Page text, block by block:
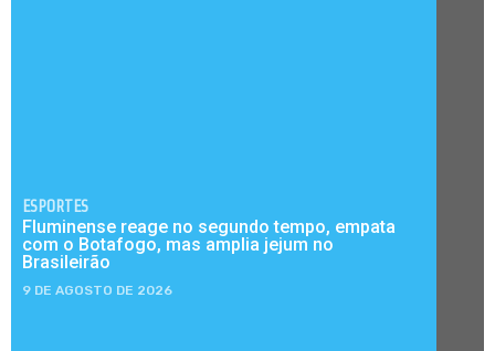
ESPORTES
Fluminense reage no segundo tempo, empata
com o Botafogo, mas amplia jejum no
Brasileirão
9 DE AGOSTO DE 2026